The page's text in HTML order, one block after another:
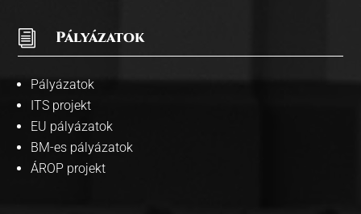
i Pályázatok
Pályázatok
ITS projekt
EU pályázatok
BM-es pályázatok
ÁROP projekt